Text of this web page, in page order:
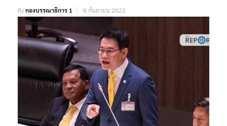
Byกองบรรณาธิการ 1 8 กันยายน 2022